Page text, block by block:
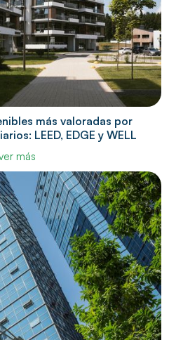
más valoradas por
LEED, EDGE y WELL
más